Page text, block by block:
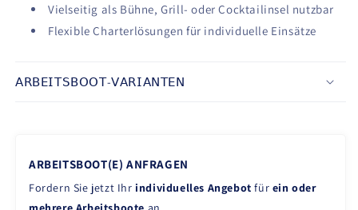
Vielseitig als Bühne, Grill- oder Cocktailinsel nutzbar
Flexible Charterlösungen für individuelle Einsätze
𝖠𝖱𝖡𝖤𝖨𝖳𝖲𝖡𝖮𝖮𝖳-𝖵𝖠𝖱𝖨𝖠𝖭𝖳𝖤𝖭
ARBEITSBOOT(E) ANFRAGEN
Fordern Sie jetzt Ihr individuelles Angebot für ein oder